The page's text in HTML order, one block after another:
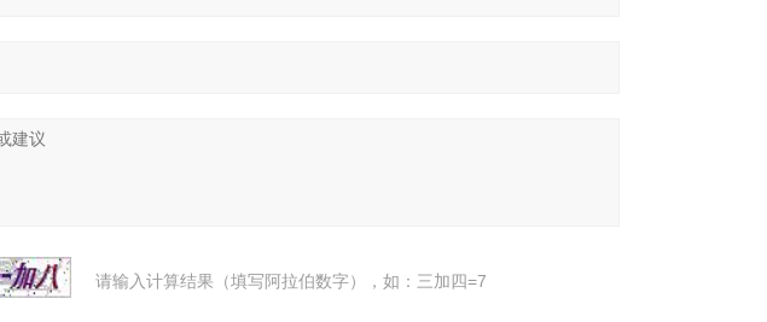
请输入计算结果（填写阿拉伯数字），如：三加四=7